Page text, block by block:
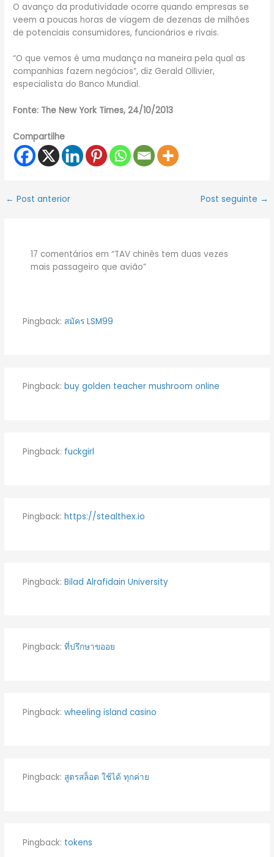
O avanço da produtividade ocorre quando empresas se
veem a poucas horas de viagem de dezenas de milhões
de potenciais consumidores, funcionários e rivais.
“O que vemos é uma mudança na maneira pela qual as
companhias fazem negócios”, diz Gerald Ollivier,
especialista do Banco Mundial.
Fonte: The New York Times, 24/10/2013
Compartilhe
← Post anterior Post seguinte →
17 comentários em “TAV chinês tem duas vezes
mais passageiro que avião”
Pingback: สมัคร LSM99
Pingback: buy golden teacher mushroom online
Pingback: fuckgirl
Pingback: https://stealthex.io
Pingback: Bilad Alrafidain University
Pingback: ที่ปรึกษาขออย
Pingback: wheeling island casino
Pingback: สูตรสล็อต ใช้ได้ ทุกค่าย
Pingback: tokens